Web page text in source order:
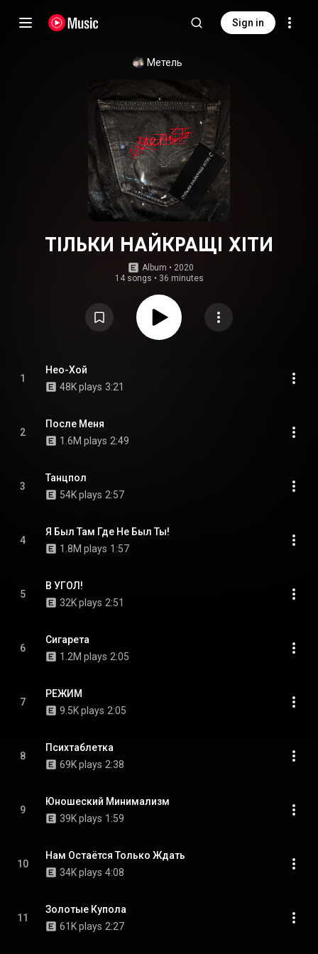
Sign in
Метель
ТІЛЬКИ НАЙКРАЩІ ХІТИ
Album • 2020
14 songs • 36 minutes
1
Нео-Хой
48K plays 3:21
2
После Меня
1.6M plays 2:49
3
Танцпол
54K plays 2:57
4
Я Был Там Где Не Был Ты!
1.8M plays 1:57
5
В УГОЛ!
32K plays 2:51
6
Сигарета
1.2M plays 2:05
7
РЕЖИМ
9.5K plays 2:05
8
Психтаблетка
69K plays 2:38
9
Юношеский Минимализм
39K plays 1:59
10
Нам Остаётся Только Ждать
34K plays 4:08
11
Золотые Купола
61K plays 2:27